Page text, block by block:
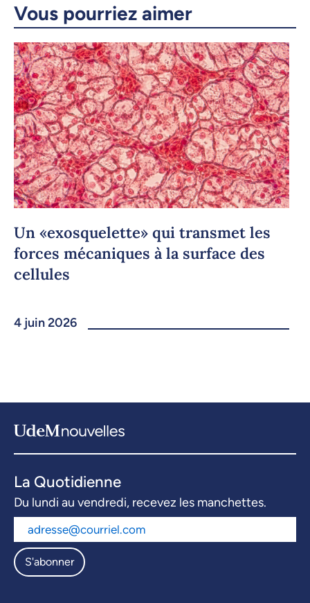
Copier le lien
Vous pourriez aimer
Un «exosquelette» qui transmet les
forces mécaniques à la surface des
cellules
4 juin 2026
La Quotidienne
Du lundi au vendredi, recevez les manchettes.
S'abonner